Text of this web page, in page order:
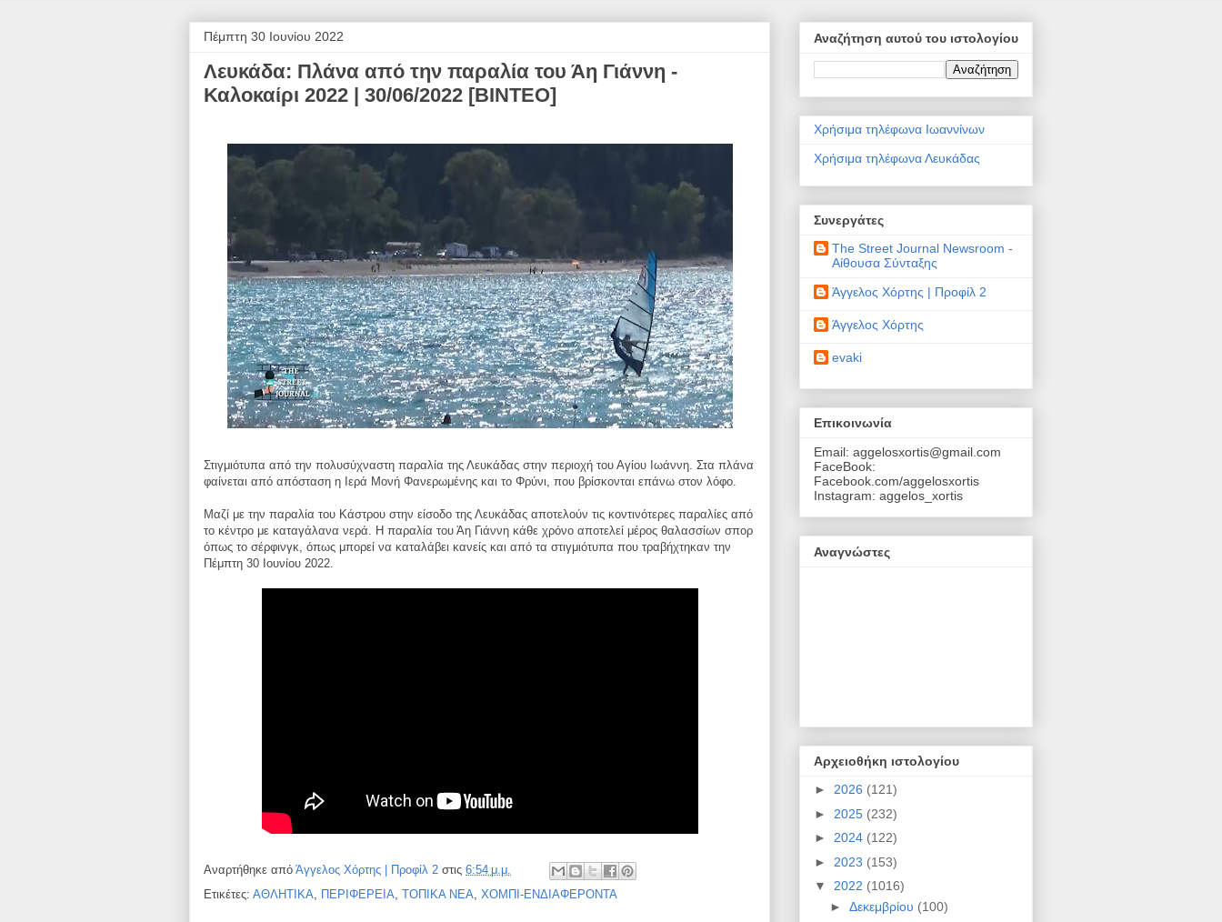
Πέμπτη 30 Ιουνίου 2022
Λευκάδα: Πλάνα από την παραλία του Άη Γιάννη -
Καλοκαίρι 2022 | 30/06/2022 [ΒΙΝΤΕΟ]
Στιγμιότυπα από την πολυσύχναστη παραλία της Λευκάδας στην περιοχή του Αγίου Ιωάννη. Στα πλάνα
φαίνεται από απόσταση η Ιερά Μονή Φανερωμένης και το Φρύνι, που βρίσκονται επάνω στον λόφο.
Μαζί με την παραλία του Κάστρου στην είσοδο της Λευκάδας αποτελούν τις κοντινότερες παραλίες από
το κέντρο με καταγάλανα νερά. Η παραλία του Άη Γιάννη κάθε χρόνο αποτελεί μέρος θαλασσίων σπορ
όπως το σέρφινγκ, όπως μπορεί να καταλάβει κανείς και από τα στιγμιότυπα που τραβήχτηκαν την
Πέμπτη 30 Ιουνίου 2022.
Αναρτήθηκε από Άγγελος Χόρτης | Προφίλ 2 στις 6:54 μ.μ.
Ετικέτες: ΑΘΛΗΤΙΚΑ, ΠΕΡΙΦΕΡΕΙΑ, ΤΟΠΙΚΑ ΝΕΑ, ΧΟΜΠΙ-ΕΝΔΙΑΦΕΡΟΝΤΑ
Αναζήτηση αυτού του ιστολογίου
Χρήσιμα τηλέφωνα Ιωαννίνων
Χρήσιμα τηλέφωνα Λευκάδας
Συνεργάτες
The Street Journal Newsroom -
Αίθουσα Σύνταξης
Άγγελος Χόρτης | Προφίλ 2
Άγγελος Χόρτης
evaki
Επικοινωνία
Email: aggelosxortis@gmail.com
FaceBook:
Facebook.com/aggelosxortis
Instagram: aggelos_xortis
Αναγνώστες
Αρχειοθήκη ιστολογίου
► 2026 (121)
► 2025 (232)
► 2024 (122)
► 2023 (153)
▼ 2022 (1016)
► Δεκεμβρίου (100)